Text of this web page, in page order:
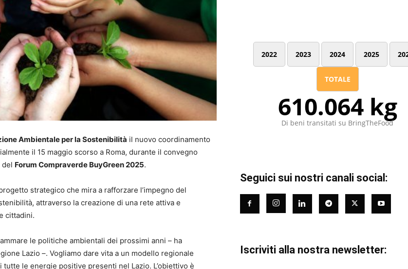
Ambientale per la Sostenibilità il nuovo coordinamento
il 15 maggio scorso a Roma, durante il convegno
del Forum Compraverde BuyGreen 2025.
strategico che mira a rafforzare l’impegno del
attraverso la creazione di una rete attiva e
cittadini.
le politiche ambientali dei prossimi anni – ha
Lazio –. Vogliamo dare vita a un modello regionale
le energie positive presenti nel Lazio. L’obiettivo è
2022 2023 2024 2025
TOTALE
610.064 kg
Di beni transitati su BringTheFood
Seguici sui nostri canali social:
Iscriviti alla nostra newsletter: